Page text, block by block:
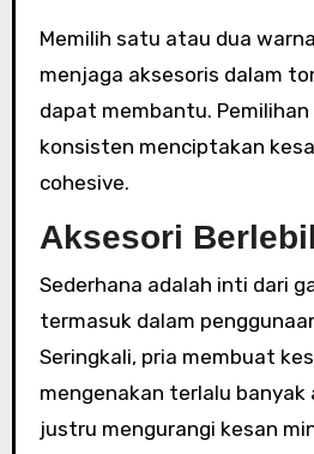
Memilih satu atau dua
menjaga aksesoris dalam
dapat membantu.
konsisten menciptakan
cohesive.
Aksesori
Sederhana adalah inti dari
termasuk dalam
Seringkali, pria membuat
mengenakan terlalu banyak
justru mengurangi kesan